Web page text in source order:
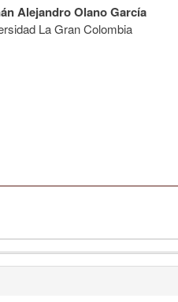
Alejandro Olano García
La Gran Colombia